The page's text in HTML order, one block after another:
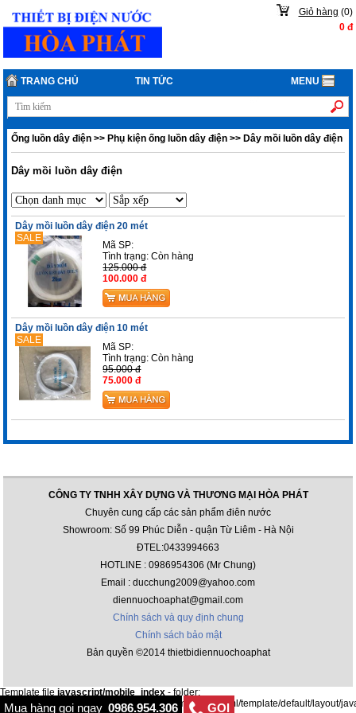
Giỏ hàng (0)
0đ
TRANG CHỦ TIN TỨC MENU
Ống luồn dây điện >>Phụ kiện ống luồn dây điện >>Dây mồi luồn dây điện
Dây mồi luồn dây điện
Dây mồi luồn dây điện 20 mét
SALE
Mã SP:
Tình trạng:Còn hàng
125.000 đ
100.000 đ
Dây mồi luồn dây điện 10 mét
SALE
Mã SP:
Tình trạng:Còn hàng
95.000 đ
75.000 đ
CÔNG TY TNHH XÂY DỰNG VÀ THƯƠNG MẠI HÒA PHÁT
Chuyên cung cấp các sản phẩm điên nước
Showroom: Số 99 Phúc Diễn - quận Từ Liêm - Hà Nội
ĐTEL:0433994663
HOTLINE : 0986954306 (Mr Chung)
Email : ducchung2009@yahoo.com
diennuochoaphat@gmail.com
Chính sách và quy định chung
Chính sách bảo mật
Bản quyền ©2014 thietbidiennuochoaphat
Mua hàng gọi ngay 0986.954.306 GỌI
Template file javascript/mobile_index - folder:
/var/www/html/thietbidiennuochoaphat.com/public_html/template/default/layout/